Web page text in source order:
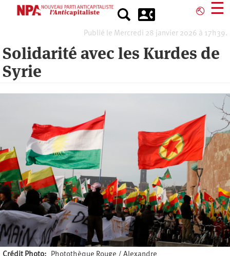
⎋ ☰
Publié le Mercredi 28 janvier 2026 à 17h39.
Solidarité avec les Kurdes de
Syrie